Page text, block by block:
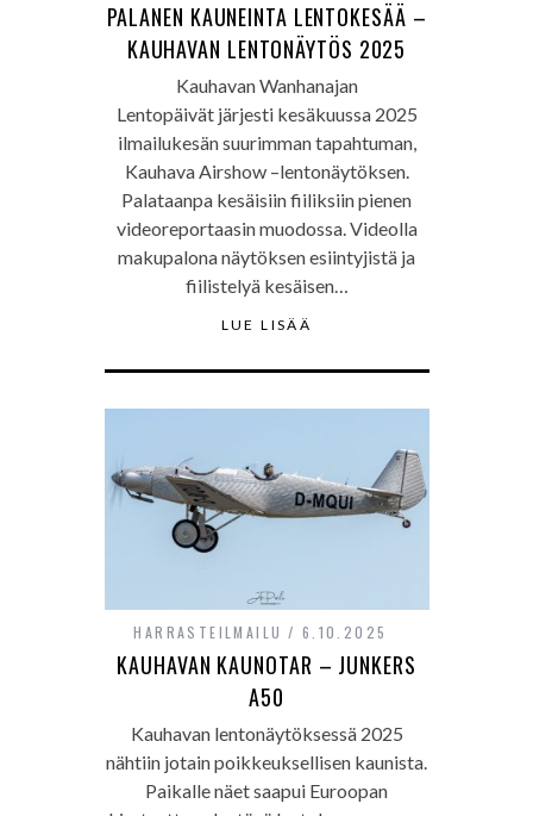
PALANEN KAUNEINTA LENTOKESÄÄ –
KAUHAVAN LENTONÄYTÖS 2025
Kauhavan Wanhanajan
Lentopäivät järjesti kesäkuussa 2025
ilmailukesän suurimman tapahtuman,
Kauhava Airshow –lentonäytöksen.
Palataanpa kesäisiin fiiliksiin pienen
videoreportaasin muodossa. Videolla
makupalona näytöksen esiintyjistä ja
fiilistelyä kesäisen…
LUE LISÄÄ
HARRASTEILMAILU 6.10.2025
KAUHAVAN KAUNOTAR – JUNKERS
A50
Kauhavan lentonäytöksessä 2025
nähtiin jotain poikkeuksellisen kaunista.
Paikalle näet saapui Euroopan